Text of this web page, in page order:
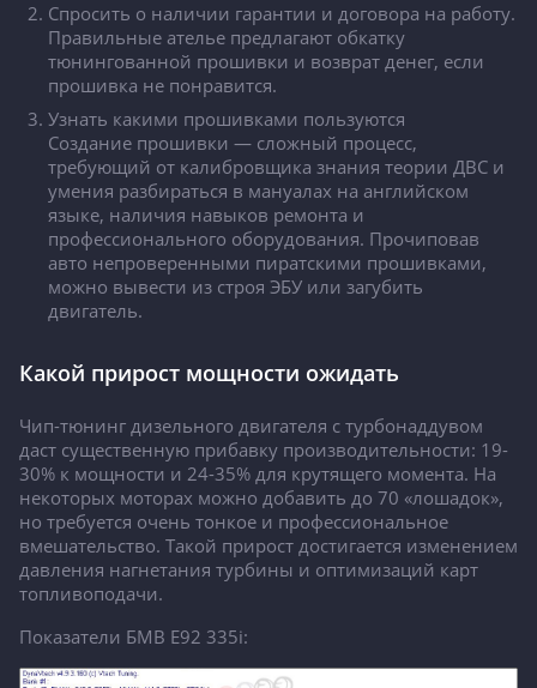
Спросить о наличии гарантии и договора на работу.
Правильные ателье предлагают обкатку
тюнингованной прошивки и возврат денег, если
прошивка не понравится.
Узнать какими прошивками пользуются
Создание прошивки — сложный процесс,
требующий от калибровщика знания теории ДВС и
умения разбираться в мануалах на английском
языке, наличия навыков ремонта и
профессионального оборудования. Прочиповав
авто непроверенными пиратскими прошивками,
можно вывести из строя ЭБУ или загубить
двигатель.
Какой прирост мощности ожидать
Чип-тюнинг дизельного двигателя с турбонаддувом
даст существенную прибавку производительности: 19-
30% к мощности и 24-35% для крутящего момента. На
некоторых моторах можно добавить до 70 «лошадок»,
но требуется очень тонкое и профессиональное
вмешательство. Такой прирост достигается изменением
давления нагнетания турбины и оптимизаций карт
топливоподачи.
Показатели БМВ E92 335i: